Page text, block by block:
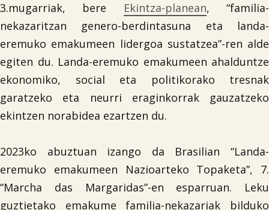
3.mugarriak, bere Ekintza-planean, “familia-
nekazaritzan genero-berdintasuna eta landa-
eremuko emakumeen lidergoa sustatzea”-ren alde
egiten du. Landa-eremuko emakumeen ahalduntze
ekonomiko, social eta politikorako tresnak
garatzeko eta neurri eraginkorrak gauzatzeko
ekintzen norabidea ezartzen du.
2023ko abuztuan izango da Brasilian “Landa-
eremuko emakumeen Nazioarteko Topaketa”, 7.
“Marcha das Margaridas”-en esparruan. Leku
guztietako emakume familia-nekazariak bilduko